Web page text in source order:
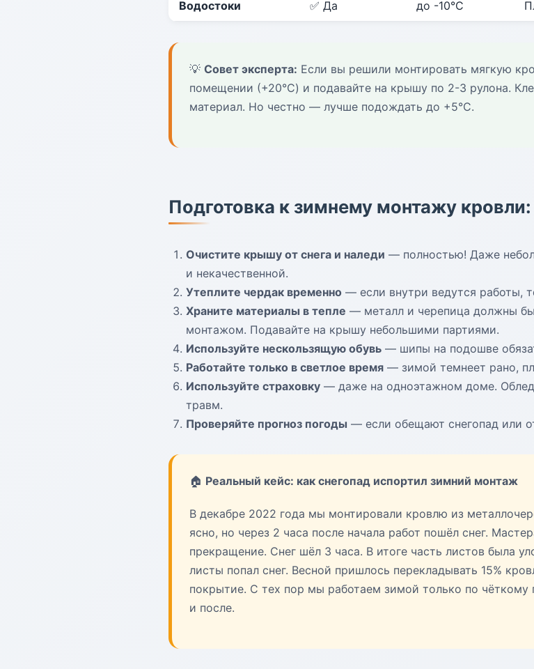
Водостоки ✅ Да до -10°C
💡 Совет эксперта: Если вы решили монтировать мягкую
помещении (+20°C) и подавайте на крышу по 2-3 рулона.
материал. Но честно — лучше подождать до +5°C.
Подготовка к зимнему монтажу
Очистите крышу от снега и наледи — полностью! Даже
и некачественной.
Утеплите чердак временно — если внутри ведутся работы,
Храните материалы в тепле — металл и черепица должны
монтажом. Подавайте на крышу небольшими партиями.
Используйте нескользящую обувь — шипы на подошве
Работайте только в светлое время — зимой темнеет рано,
Используйте страховку — даже на одноэтажном доме.
травм.
Проверяйте прогноз погоды — если обещают снегопад или
🏠 Реальный кейс: как снегопад испортил зимний монтаж
В декабре 2022 года мы монтировали кровлю из
ясно, но через 2 часа после начала работ пошёл снег.
прекращение. Снег шёл 3 часа. В итоге часть листов была
листы попал снег. Весной пришлось перекладывать 15%
покрытие. С тех пор мы работаем зимой только по чёткому
и после.